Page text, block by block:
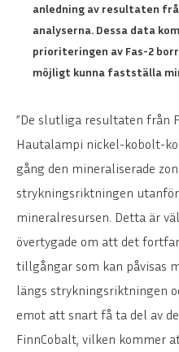
anledning av resultaten
analyserna. Dessa data
prioriteringen av Fas-2
möjligt kunna fastställa
”De slutliga resultaten från
Hautalampi nickel-kobolt-
gång den mineraliserade
strykningsriktningen
mineralresursen. Detta är
övertygade om att det
tillgångar som kan påvisas
längs strykningsriktningen
emot att snart få ta del av
FinnCobalt, vilken kommer